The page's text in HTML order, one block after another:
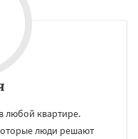
любой квартире.
люди решают